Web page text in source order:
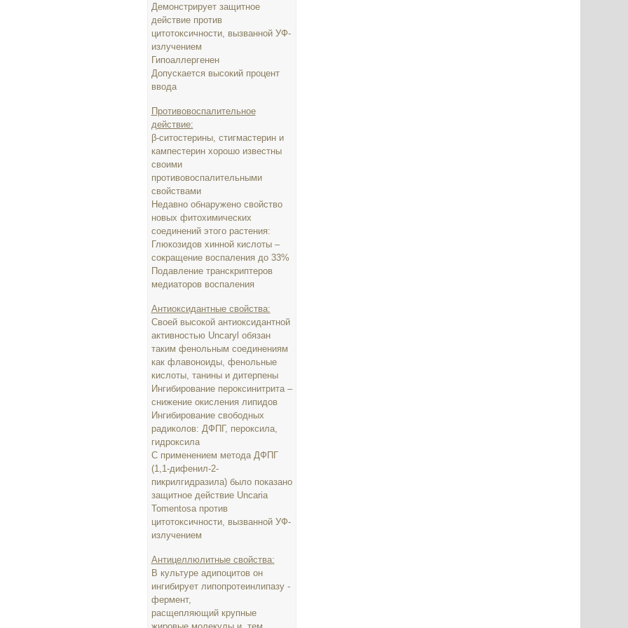
Демонстрирует защитное
действие против
цитотоксичности, вызванной УФ-
излучением
Гипоаллергенен
Допускается высокий процент
ввода
Противовоспалительное
действие:
β-ситостерины, стигмастерин и
кампестерин хорошо известны
своими
противовоспалительными
свойствами
Недавно обнаружено свойство
новых фитохимических
соединений этого растения:
Глюкозидов хинной кислоты –
сокращение воспаления до 33%
Подавление транскриптеров
медиаторов воспаления
Антиоксидантные свойства:
Своей высокой антиоксидантной
активностью Uncaryl обязан
таким фенольным соединениям
как флавоноиды, фенольные
кислоты, танины и дитерпены
Ингибирование пероксинитрита –
снижение окисления липидов
Ингибирование свободных
радиколов: ДФПГ, пероксила,
гидроксила
С применением метода ДФПГ
(1,1-дифенил-2-
пикрилгидразила) было показано
защитное действие Uncaria
Tomentosa против
цитотоксичности, вызванной УФ-
излучением
Антицеллюлитные свойства:
В культуре адипоцитов он
ингибирует липопротеинлипазу -
фермент,
расщепляющий крупные